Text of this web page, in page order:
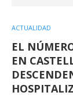
ACTUALIDAD
EL
EN